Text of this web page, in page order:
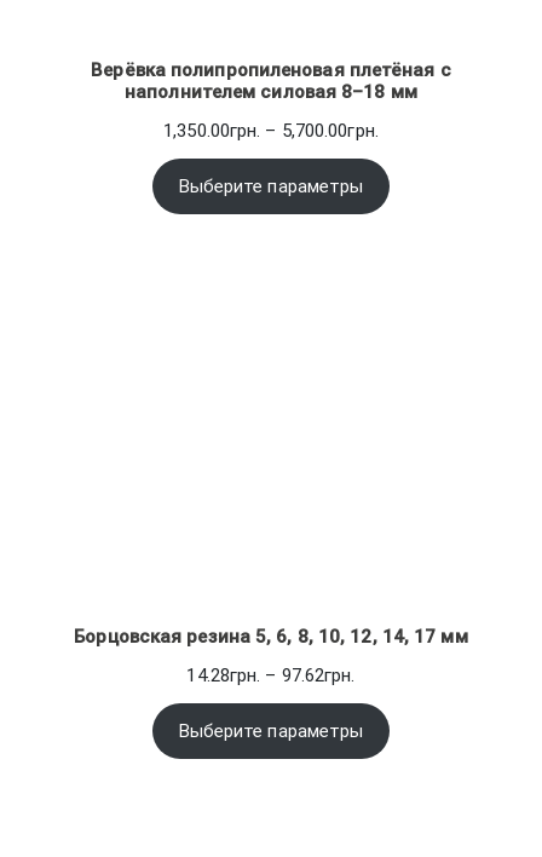
Верёвка полипропиленовая плетёная с
наполнителем силовая 8–18 мм
1,350.00грн. – 5,700.00грн.
1,350.00грн.
–
Выберите параметры
Борцовская резина 5, 6, 8, 10, 12, 14, 17 мм
14.28грн. – 97.62грн.
цен:
14.28грн.
–
Выберите параметры